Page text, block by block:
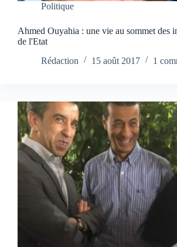
Politique
Ahmed Ouyahia : une vie au sommet des
de l'Etat
Rédaction
15 août 2017 1